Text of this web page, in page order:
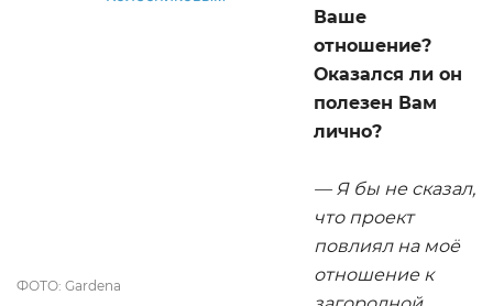
ФОТО: Gardena
Ваше
отношение?
Оказался ли он
полезен Вам
лично?
— Я бы не сказал,
что проект
повлиял на моё
отношение к